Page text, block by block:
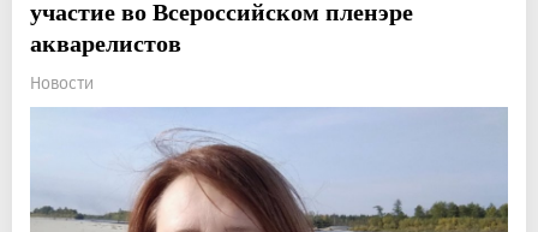
участие во Всероссийском пленэре
акварелистов
Новости